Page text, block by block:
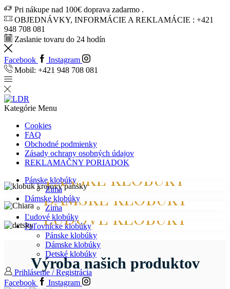
Pri nákupe nad 100€ doprava zadarmo .
OBJEDNÁVKY, INFORMÁCIE A REKLAMÁCIE : +421
948 708 081
Zaslanie tovaru do 24 hodín
Facebook
Instagram
Mobil: +421 948 708 081
Kategórie Menu
Cookies
FAQ
Obchodné podmienky
Zásady ochrany osobných údajov
REKLAMAČNY PORIADOK
Pánske klobúky
Zima
Dámske klobúky
Zima
Ľudové klobúky
Poľovnícke klobúky
Pánske klobúky
Dámske klobúky
Detské klobúky
Prihlásenie / Registrácia
Facebook
Instagram
PÁNSKE KLOBÚKY
Nakupovať
DÁMSKE KLOBÚKY
Nakupovať
ĽUDOVÉ KLOBÚKY
Nakupovať
Výroba našich produktov